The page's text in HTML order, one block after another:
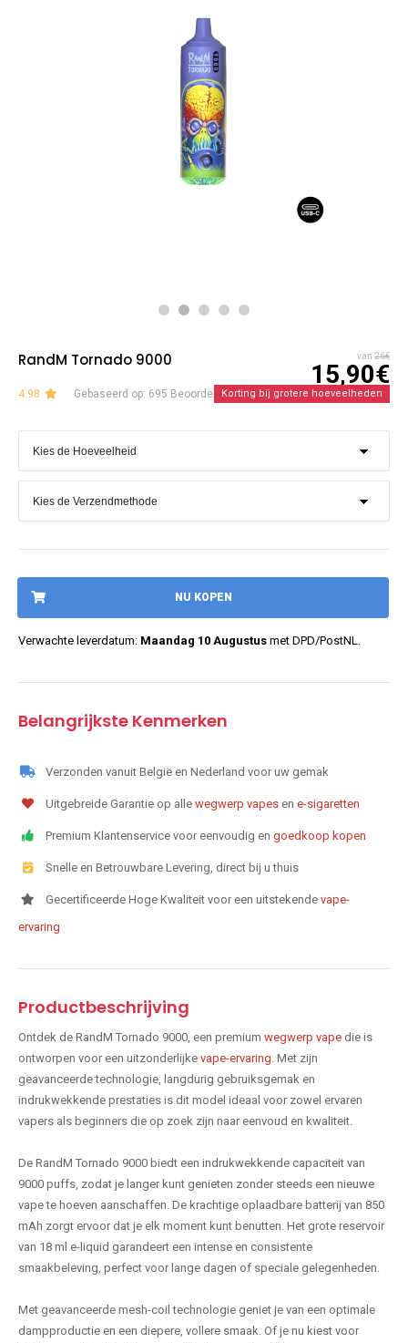
RandM Tornado 9000 van 26€
15,90€
4.98 Gebaseerd op: 695 BeoordelingenKorting bij grotere hoeveelheden
NU KOPEN
Verwachte leverdatum: Maandag 10 Augustus met DPD/PostNL.
Belangrijkste Kenmerken
Verzonden vanuit België en Nederland voor uw gemak
Uitgebreide Garantie op alle wegwerp vapes en e-sigaretten
Premium Klantenservice voor eenvoudig en goedkoop kopen
Snelle en Betrouwbare Levering, direct bij u thuis
Gecertificeerde Hoge Kwaliteit voor een uitstekende vape-
ervaring
Productbeschrijving
Ontdek de RandM Tornado 9000, een premium wegwerp vape die is
ontworpen voor een uitzonderlijke vape-ervaring . Met zijn
geavanceerde technologie, langdurig gebruiksgemak en
indrukwekkende prestaties is dit model ideaal voor zowel ervaren
vapers als beginners die op zoek zijn naar eenvoud en kwaliteit.
De RandM Tornado 9000 biedt een indrukwekkende capaciteit van
9000 puffs, zodat je langer kunt genieten zonder steeds een nieuwe
vape te hoeven aanschaffen. De krachtige oplaadbare batterij van 850
mAh zorgt ervoor dat je elk moment kunt benutten. Het grote reservoir
van 18 ml e-liquid garandeert een intense en consistente
smaakbeleving, perfect voor lange dagen of speciale gelegenheden.
Met geavanceerde mesh-coil technologie geniet je van een optimale
dampproductie en een diepere, vollere smaak. Of je nu kiest voor